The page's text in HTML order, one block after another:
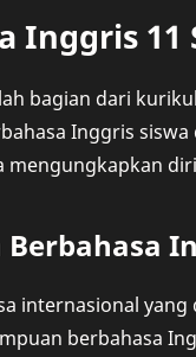
Inggris 11
bagian dari
Inggris
mengungkapkan
internasional
berbahasa